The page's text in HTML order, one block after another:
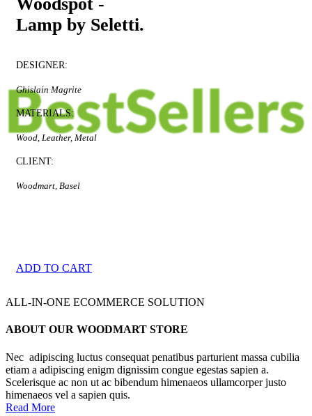
Woodspot -
Lamp by Seletti.
DESIGNER:
Ghislain Magrite
MATERIALS:
Wood, Leather, Metal
CLIENT:
Woodmart, Basel
ADD TO CART
ALL-IN-ONE ECOMMERCE SOLUTION
ABOUT OUR WOODMART STORE
Nec adipiscing luctus consequat penatibus parturient massa cubilia
etiam a adipiscing enigm dignissim congue egestas sapien a.
Scelerisque ac non ut ac bibendum himenaeos ullamcorper justo
himenaeos vel a sapien quis.
Read More